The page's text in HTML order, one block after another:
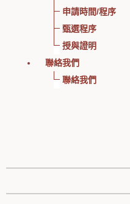
申請時間/程序
甄選程序
授與證明
聯絡我們
聯絡我們